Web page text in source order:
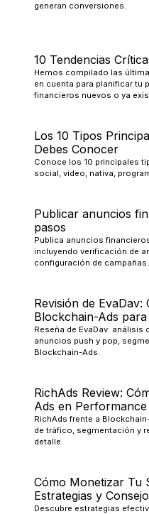
generan conversiones.
10 Tendencias
Hemos compilado las
en cuenta para planificar tu
financieros nuevos o ya
Los 10 Tipos
Debes Conocer
Conoce los 10 principales
social, video, nativa,
Publicar anuncios
pasos
Publica anuncios
incluyendo verificación de
configuración de campañas.
Revisión de
Blockchain-Ads
Reseña de EvaDav:
anuncios push y pop,
Blockchain-Ads.
RichAds Review:
Ads en
RichAds frente a
de tráfico, segmentación y
detalle.
Cómo Monetizar Tu
Estrategias y
Descubre estrategias